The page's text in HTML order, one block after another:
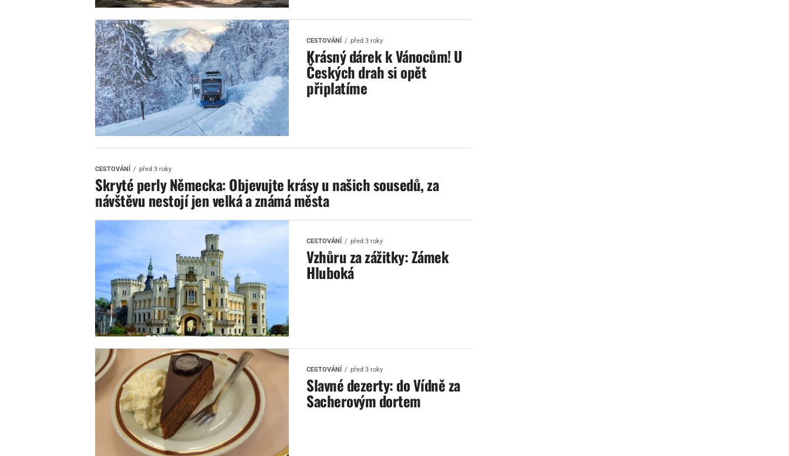
CESTOVÁNÍ před 3 roky
Krásný dárek k Vánocům! U
Českých drah si opět
připlatíme
CESTOVÁNÍ před 3 roky
Skryté perly Německa: Objevujte krásy u našich sousedů, za
návštěvu nestojí jen velká a známá města
CESTOVÁNÍ před 3 roky
Vzhůru za zážitky: Zámek
Hluboká
CESTOVÁNÍ před 3 roky
Slavné dezerty: do Vídně za
Sacherovým dortem